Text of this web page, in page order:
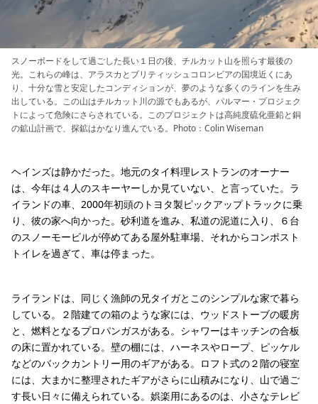
スノーボードをして過ごした長い１日の後、チルカット山を照らす最後の
光。これらの峰は、アラスカとブリティッシュコロンビアの国境近くにあ
り、十分な雪と安定したコンディションが、夢のような多くのラインを生み
出している。この山はチルカット川の源でもあるが、パルマー・プロジェク
トによって危険にさらされている。このプロジェクトは高純度硫化亜鉛と銅
の鉱山計画で、探鉱はかなり進んでいる。Photo：Colin Wiseman
ヘインズは静かだった。地元のタイ料理レストランのオーナー
は、今年は４人のスキーヤーしか見ていない、と言っていた。ラ
イランドの車、2000年初頭のトヨタ製ピックアップトラックに乗
り、彼の家へ向かった。砂利道を進み、私道の泥道に入り、６台
のスノーモービルが停めてある屋外駐車場、それからコンポスト
トイレを過ぎて、車は停まった。
ライランドは、同じく漁師の兄タイガとこのシンプルな家で暮ら
している。２階建ての箱のような家には、ウッドストーブの暖房
と、燃料となるプロパンガスがある。シャワーはキッチンの合板
の床に置かれている。壁の棚には、ハーネスやロープ、ピッケル
などのバックカントリー用のギアがある。ロフト式の２階の寝室
には、大まかに整理されたギアがさらに山積みになり、山で過ご
す長い日々に備えられている。娯楽用にあるのは、小さなテレビ